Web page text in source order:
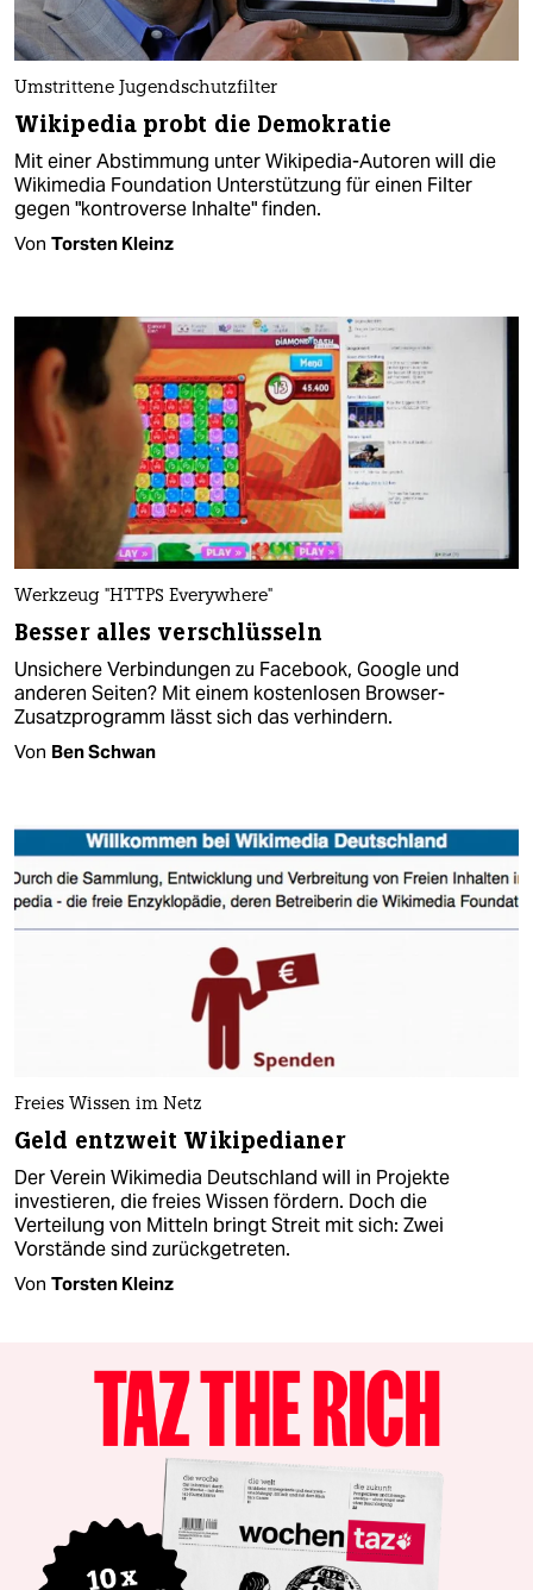
Umstrittene Jugendschutzfilter
Wikipedia probt die Demokratie
Mit einer Abstimmung unter Wikipedia-Autoren will die
Wikimedia Foundation Unterstützung für einen Filter
gegen "kontroverse Inhalte" finden.
Von Torsten Kleinz
Werkzeug "HTTPS Everywhere"
Besser alles verschlüsseln
Unsichere Verbindungen zu Facebook, Google und
anderen Seiten? Mit einem kostenlosen Browser-
Zusatzprogramm lässt sich das verhindern.
Von Ben Schwan
Freies Wissen im Netz
Geld entzweit Wikipedianer
Der Verein Wikimedia Deutschland will in Projekte
investieren, die freies Wissen fördern. Doch die
Verteilung von Mitteln bringt Streit mit sich: Zwei
Vorstände sind zurückgetreten.
Von Torsten Kleinz